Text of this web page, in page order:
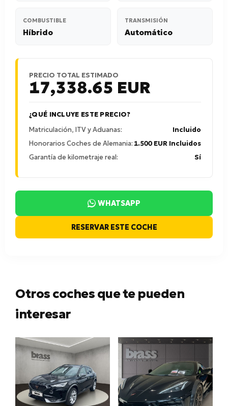
COMBUSTIBLE
Híbrido
TRANSMISIÓN
Automático
PRECIO TOTAL ESTIMADO
17,338.65 EUR
¿QUÉ INCLUYE ESTE PRECIO?
Matriculación, ITV y Aduanas:
Incluido
Honorarios Coches de Alemania: 1.500 EUR Incluidos
Garantía de kilometraje real:
Sí
WHATSAPP
RESERVAR ESTE COCHE
Otros coches que te pueden
interesar